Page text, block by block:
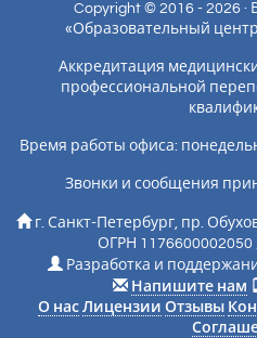
Copyright © 2016 - 2026
«Образовательный
Аккредитация
профессиональной
Время работы офиса:
Звонки и сообщения
г. Санкт-Петербург, пр.
ОГРН
Разработка и
Напишите нам
О нас Лицензии Отзывы